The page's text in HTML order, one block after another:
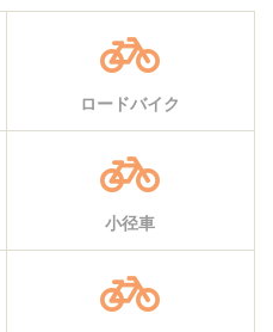
ロードバイク
小径車